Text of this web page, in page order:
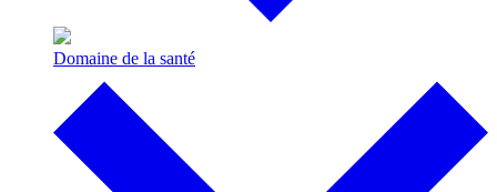
Domaine de la santé